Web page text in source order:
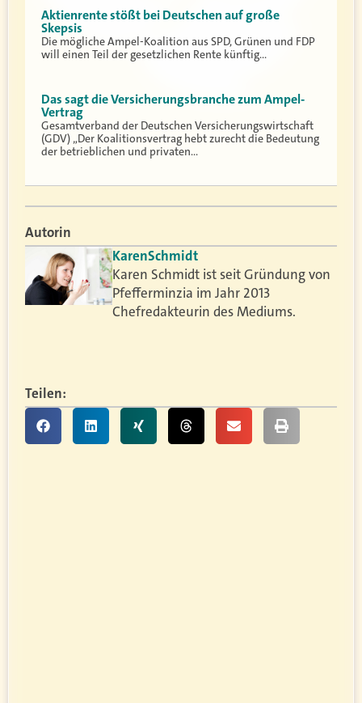
Aktienrente stößt bei Deutschen auf große
Skepsis
Die mögliche Ampel-Koalition aus SPD, Grünen und FDP
will einen Teil der gesetzlichen Rente künftig…
Das sagt die Versicherungsbranche zum Ampel-
Vertrag
Gesamtverband der Deutschen Versicherungswirtschaft
(GDV) „Der Koalitionsvertrag hebt zurecht die Bedeutung
der betrieblichen und privaten…
Autorin
KarenSchmidt
Karen Schmidt ist seit Gründung von
Pfefferminzia im Jahr 2013
Chefredakteurin des Mediums.
Teilen: